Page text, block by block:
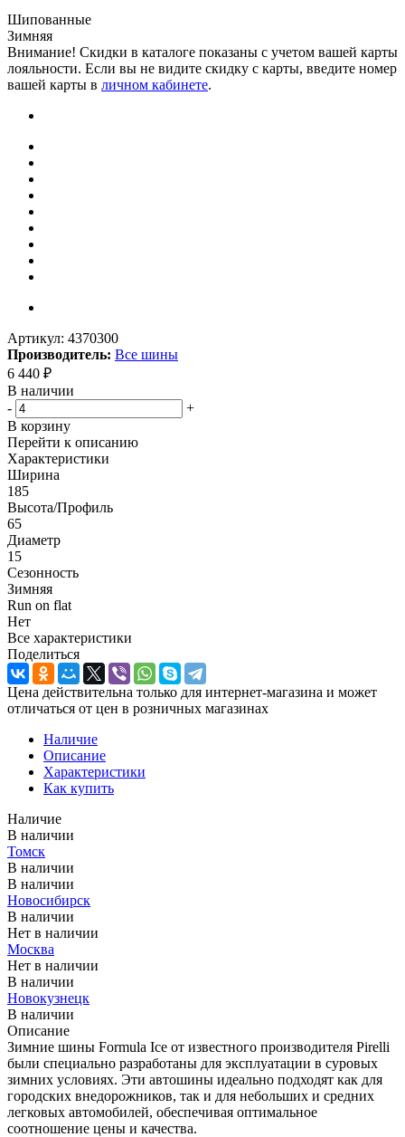
Шипованные
Зимняя
Внимание! Скидки в каталоге показаны с учетом вашей карты
лояльности. Если вы не видите скидку с карты, введите номер
вашей карты в личном кабинете.
Артикул: 4370300
Производитель: Все шины
6 440 ₽
В наличии
-
+
В корзину
Перейти к описанию
Характеристики
Ширина
185
Высота/Профиль
65
Диаметр
15
Сезонность
Зимняя
Run on flat
Нет
Все характеристики
Поделиться
Цена действительна только для интернет-магазина и может
отличаться от цен в розничных магазинах
Наличие
Описание
Характеристики
Как купить
Наличие
В наличии
Томск
В наличии
В наличии
Новосибирск
В наличии
Нет в наличии
Москва
Нет в наличии
В наличии
Новокузнецк
В наличии
Описание
Зимние шины Formula Ice от известного производителя Pirelli
были специально разработаны для эксплуатации в суровых
зимних условиях. Эти автошины идеально подходят как для
городских внедорожников, так и для небольших и средних
легковых автомобилей, обеспечивая оптимальное
соотношение цены и качества.